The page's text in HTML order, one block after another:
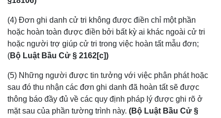
(4) Đơn ghi danh cử tri không được điền chỉ một phần
hoặc hoàn toàn được điền bởi bất kỳ ai khác ngoài cử tri
hoặc người trợ giúp cử tri trong việc hoàn tất mẫu đơn;
(Bộ Luật Bầu Cử § 2162[c])
(5) Những người được tin tưởng với việc phân phát hoặc
sau đó thu nhận các đơn ghi danh đã hoàn tất sẽ được
thông báo đầy đủ về các quy định pháp lý được ghi rõ ở
mặt sau của phần tường trình này. (Bộ Luật Bầu Cử §